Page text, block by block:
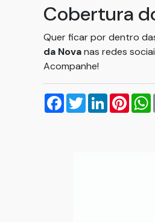
Cobertura
Quer ficar por dentro
da Novanas redes
Acompanhe!
Facebook
TwitterLinkedIn